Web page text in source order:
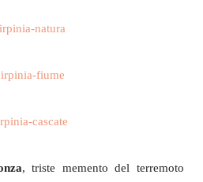
, triste memento del terremoto